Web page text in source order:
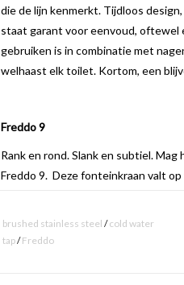
die de lijn kenmerkt. Tijdloos
staat garant voor eenvoud, oftewel
gebruiken is in combinatie met
welhaast elk toilet. Kortom, een
Freddo 9
Rank en rond. Slank en subtiel.
Freddo 9. Deze fonteinkraan valt
brushed stainless steel /cold water
tap/Freddo